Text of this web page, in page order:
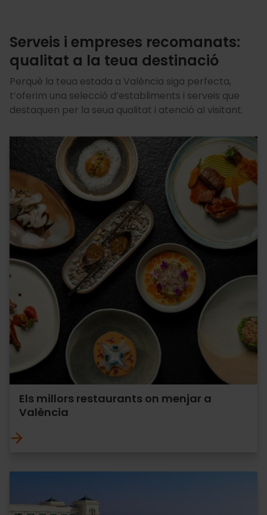
Serveis i empreses recomanats:
qualitat a la teua destinació
Perquè la teua estada a València siga perfecta,
t’oferim una selecció d’establiments i serveis que
destaquen per la seua qualitat i atenció al visitant.
Els millors restaurants on menjar a
València